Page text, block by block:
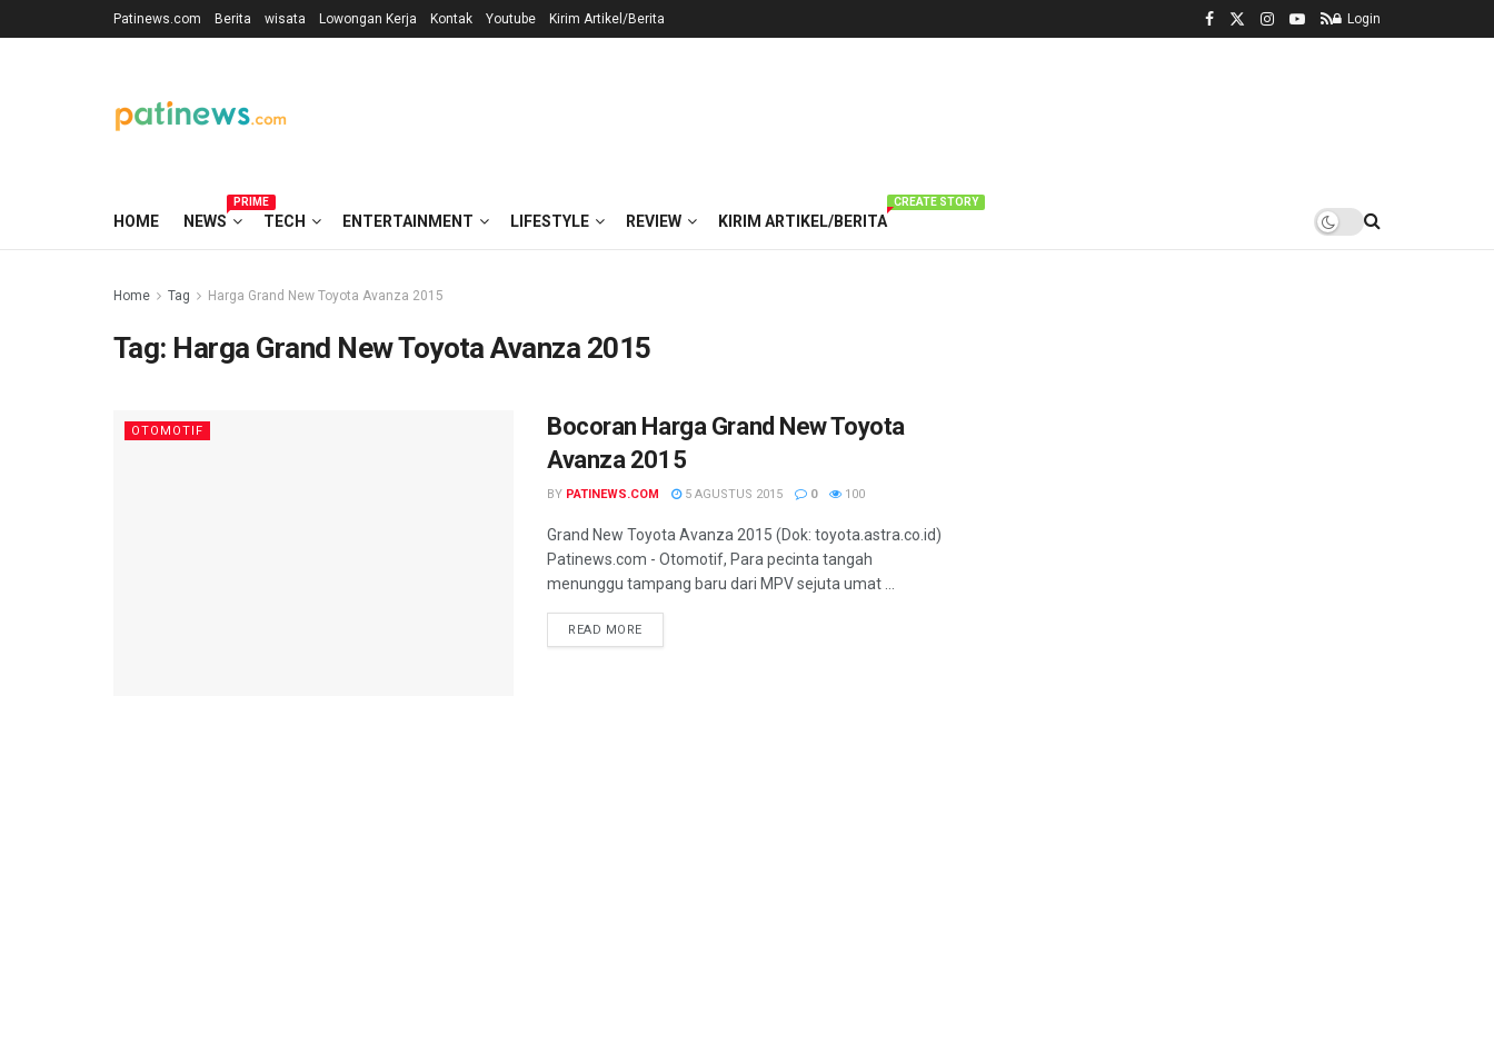
Patinews.com Berita wisata Lowongan Kerja Kontak Youtube Kirim Artikel/Berita Login
HOME NEWS
PRIME
TECH ENTERTAINMENT LIFESTYLE REVIEW KIRIM ARTIKEL/BERITA
CREATE STORY
Home Tag Harga Grand New Toyota Avanza 2015
Tag: Harga Grand New Toyota Avanza 2015
OTOMOTIF
Bocoran Harga Grand New Toyota
Avanza 2015
BY PATINEWS.COM 5 AGUSTUS 2015 0 100
Grand New Toyota Avanza 2015 (Dok: toyota.astra.co.id)
Patinews.com - Otomotif, Para pecinta tangah
menunggu tampang baru dari MPV sejuta umat ...
READ MOREDETAILS